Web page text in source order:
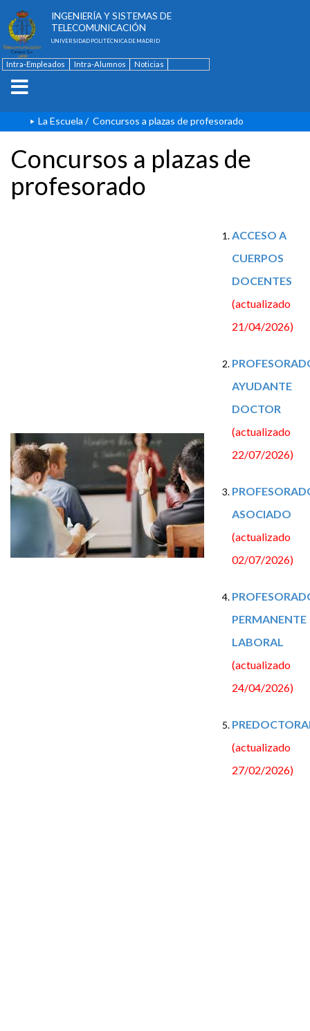
INGENIERÍA Y SISTEMAS DE
TELECOMUNICACIÓN
UNIVERSIDAD POLITÉCNICA DE MADRID
Intra-Empleados Intra-Alumnos
Noticias
La Escuela / Concursos a plazas de profesorado
Concursos a plazas de
profesorado
ACCESO A
CUERPOS
DOCENTES
(actualizado
21/04/2026)
AYUDANTE
DOCTOR
(actualizado
22/07/2026)
ASOCIADO
(actualizado
02/07/2026)
PERMANENTE
LABORAL
(actualizado
24/04/2026)
(actualizado
27/02/2026)